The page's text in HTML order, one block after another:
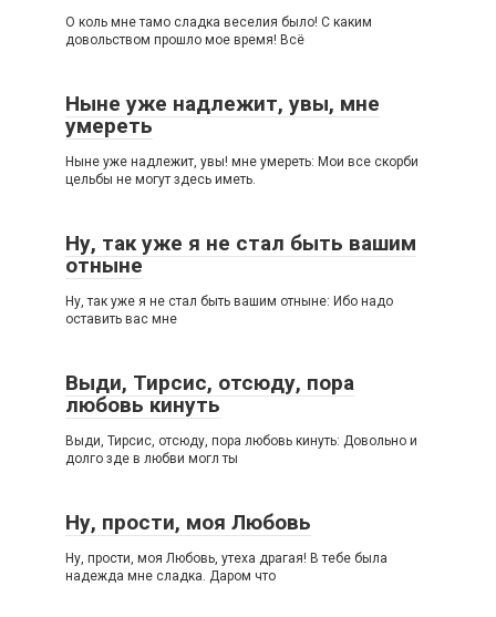
О коль мне тамо сладка веселия было! С каким
довольством прошло мое время! Всё
Ныне уже надлежит, увы, мне
умереть
Ныне уже надлежит, увы! мне умереть: Мои все скорби
цельбы не могут здесь иметь.
Ну, так уже я не стал быть вашим
отныне
Ну, так уже я не стал быть вашим отныне: Ибо надо
оставить вас мне
Выди, Тирсис, отсюду, пора
любовь кинуть
Выди, Тирсис, отсюду, пора любовь кинуть: Довольно и
долго зде в любви могл ты
Ну, прости, моя Любовь
Ну, прости, моя Любовь, утеха драгая! В тебе была
надежда мне сладка. Даром что